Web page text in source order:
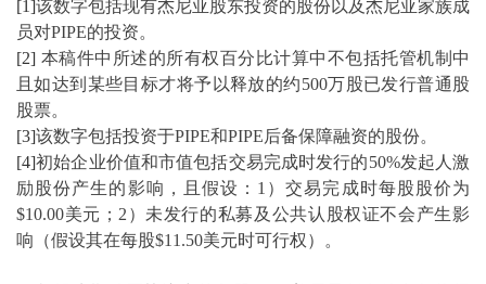
[1]该数字包括现有杰尼亚股东投资的股份以及杰尼亚家族成
员对PIPE的投资。
[2] 本稿件中所述的所有权百分比计算中不包括托管机制中
且如达到某些目标才将予以释放的约500万股已发行普通股
股票。
[3]该数字包括投资于PIPE和PIPE后备保障融资的股份。
[4]初始企业价值和市值包括交易完成时发行的50%发起人激
励股份产生的影响，且假设：1）交易完成时每股股价为
$10.00美元；2）未发行的私募及公共认股权证不会产生影
响（假设其在每股$11.50美元时可行权）。